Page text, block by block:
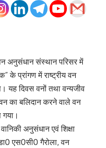
अनुसंधान संस्थान परिसर में
के प्रांगण में राष्ट्रीय वन
यह दिवस वनों तथा वन्यजीव
का बलिदान करने वाले वन
गया।
अनुसंधान एवं शिक्षा
एस0सी0 गैरोला, वन